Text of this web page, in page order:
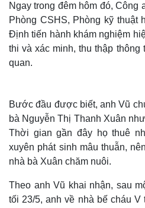
Ngay trong đêm hôm đó, Công
Phòng CSHS, Phòng kỹ thuật
Định tiến hành khám nghiệm
thi và xác minh, thu thập
quan.
Bước đầu được biết, anh Vũ
bà Nguyễn Thị Thanh Xuân
Thời gian gần đây họ thuê
xuyên phát sinh mâu thuẫn,
nhà bà Xuân chăm nuôi.
Theo anh Vũ khai nhận, sau
tối 23/5, anh về nhà bế cháu V